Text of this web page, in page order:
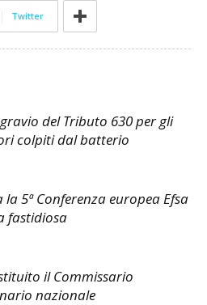
Twitter
del Tributo 630 per gli
colpiti dal batterio
la 5ª Conferenza europea Efsa
fastidiosa
il Commissario
nazionale